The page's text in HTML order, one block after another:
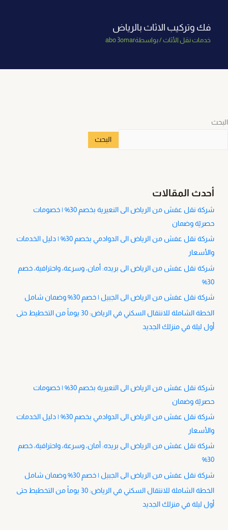
فك وتركيب الاثاث بالرياض
خدمات نقل الأثاث / بواسطةabo 3omar
البحث
البحث
أحدث المقالات
شركة نقل عفش من الرياض الى النعيرية بخصم 30% | خصومات
حصريّة وضمان
شركة نقل عفش من الرياض الى الدوادمي بخصم 30% | دليل الخدمات
والأسعار
شركة نقل عفش من الرياض الى بريده: أمان، وسرعة، واحترافية، خصم
30%
شركة نقل عفش من الرياض الى الجبيل | خصم 30% وضمان شامل
الخطة الشاملة للانتقال السكني في الرياض: 30 يوماً من التخطيط حتى
أول ليلة في منزلك الجديد
شركة نقل عفش من الرياض الى النعيرية بخصم 30% | خصومات
حصريّة وضمان
شركة نقل عفش من الرياض الى الدوادمي بخصم 30% | دليل الخدمات
والأسعار
شركة نقل عفش من الرياض الى بريده: أمان، وسرعة، واحترافية، خصم
30%
شركة نقل عفش من الرياض الى الجبيل | خصم 30% وضمان شامل
الخطة الشاملة للانتقال السكني في الرياض: 30 يوماً من التخطيط حتى
أول ليلة في منزلك الجديد